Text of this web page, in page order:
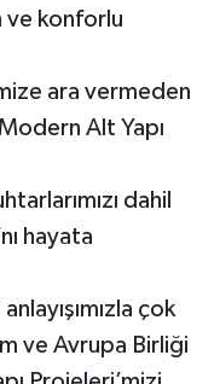
ve konforlu
ara vermeden
Alt Yapı
dahil
hayata
çok
ve Avrupa Birliği